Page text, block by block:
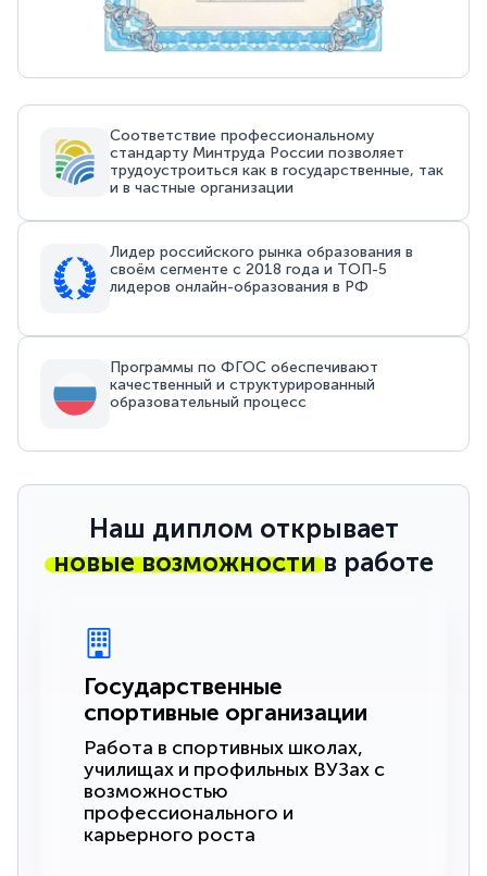
Соответствие профессиональному
стандарту Минтруда России позволяет
трудоустроиться как в государственные, так
и в частные организации
Лидер российского рынка образования в
своём сегменте с 2018 года и ТОП-5
лидеров онлайн-образования в РФ
Программы по ФГОС обеспечивают
качественный и структурированный
образовательный процесс
Наш диплом открывает
новые возможностив работе
Государственные
спортивные организации
Работа в спортивных школах,
училищах и профильных ВУЗах с
возможностью
профессионального и
карьерного роста